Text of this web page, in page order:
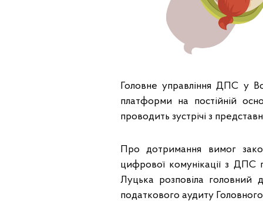
Головне управління ДПС у
платформи на постійній
проводить зустрічі з
Про дотримання вимог
цифрової комунікації з ДПС
Луцька розповіла головний
податкового аудиту